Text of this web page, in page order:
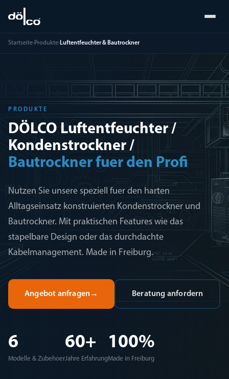
Startseite›Produkte›Luftentfeuchter & Bautrockner
PRODUKTE
DÖLCO Luftentfeuchter /
Kondenstrockner /
Bautrockner fuer den Profi
Nutzen Sie unsere speziell fuer den harten
Alltagseinsatz konstruierten Kondenstrockner und
Bautrockner. Mit praktischen Features wie das
stapelbare Design oder das durchdachte
Kabelmanagement. Made in Freiburg.
Angebot anfragen→ Beratung anfordern
6
Modelle & Zubehoer
60+
Jahre Erfahrung
100%
Made in Freiburg